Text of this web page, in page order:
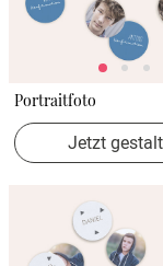
Portraitfoto
Jetzt